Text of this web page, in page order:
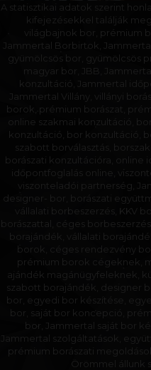
A statisztikai adatok szerint
kifejezésekkel találják
világbajnok bor, prémium
Jammertal Borbirtok,
gyümölcsös bor, gyümölcsös
magyar bor, JBB,
konzultáció, Jammertal
Jammertal Villány, villányi
borok, prémium borászat,
online szakmai konzultáció,
konzultáció, bor konzultáció,
szabott borválasztás,
borászati konzultációra, online
időpontfoglalás online,
viszonteladói partnerség,
designer- bor, borászati
vállalati borbeszerzés, KKV
borászattal, céges
borajándék, vállalati
borok, céges rendezvény
prémium borok cégeknek,
ajándék magánügyfeleknek,
szabott borajándék, designer
bor, egyedi bor készítése,
bor, saját bor koncepció,
bor, Jammertal saját bor
Jammertal szolgáltatások,
prémium borászati
Örömmel állunk